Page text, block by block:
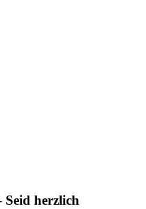
herzlich